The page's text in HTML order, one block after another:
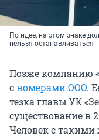
По идее, на этом знаке
нельзя останавливаться
Позже компанию
сномерами ООО.
тезка главы УК
существование в
Человек с такими